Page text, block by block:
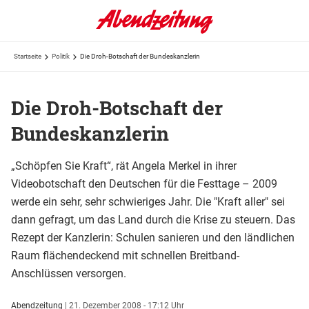
Startseite Politik Die Droh-Botschaft der Bundeskanzlerin
Die Droh-Botschaft der
Bundeskanzlerin
„Schöpfen Sie Kraft“, rät Angela Merkel in ihrer
Videobotschaft den Deutschen für die Festtage – 2009
werde ein sehr, sehr schwieriges Jahr. Die "Kraft aller" sei
dann gefragt, um das Land durch die Krise zu steuern. Das
Rezept der Kanzlerin: Schulen sanieren und den ländlichen
Raum flächendeckend mit schnellen Breitband-
Anschlüssen versorgen.
Abendzeitung | 21. Dezember 2008 - 17:12 Uhr